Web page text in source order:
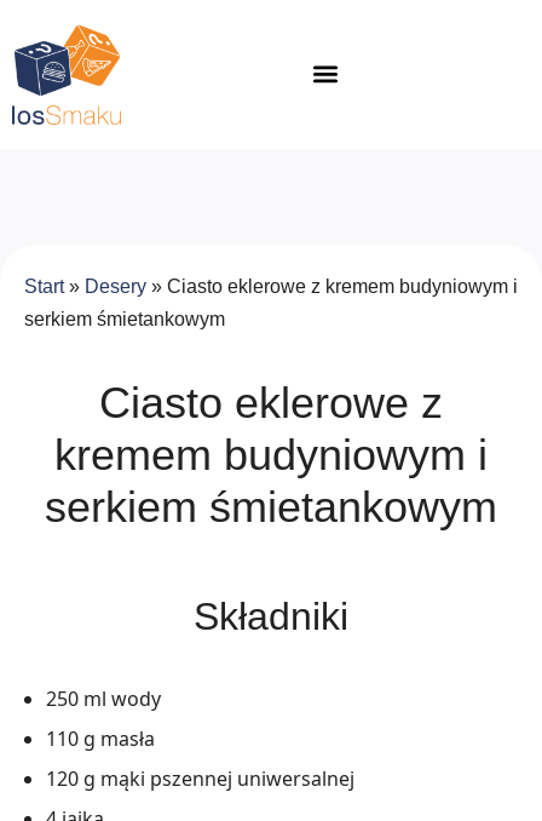
Start» Desery » Ciasto eklerowe z kremem budyniowym i
serkiem śmietankowym
Ciasto eklerowe z
kremem budyniowym i
serkiem śmietankowym
Składniki
250 ml wody
110 g masła
120 g mąki pszennej uniwersalnej